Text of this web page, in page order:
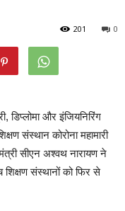
0
201
डिप्‍लोमा और इंजियनिरिंग
संस्‍थान कोरोना महामारी
सीएन अश्‍वथ नारायण ने
संस्‍थानों को फिर से